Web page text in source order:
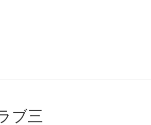
ブ三